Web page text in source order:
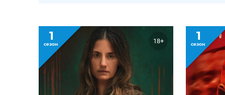
1
сезон 18+ 1
сезон